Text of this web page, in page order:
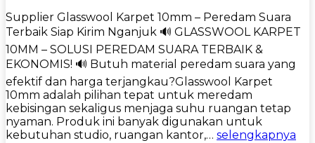
Supplier Glasswool Karpet 10mm – Peredam Suara
Terbaik Siap Kirim Nganjuk 🔊 GLASSWOOL KARPET
10MM – SOLUSI PEREDAM SUARA TERBAIK &
EKONOMIS! 🔊 Butuh material peredam suara yang
efektif dan harga terjangkau?Glasswool Karpet
10mm adalah pilihan tepat untuk meredam
kebisingan sekaligus menjaga suhu ruangan tetap
nyaman. Produk ini banyak digunakan untuk
kebutuhan studio, ruangan kantor,… selengkapnya